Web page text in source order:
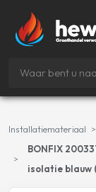
Installatiemateriaal
BONFIX
isolatie blauw